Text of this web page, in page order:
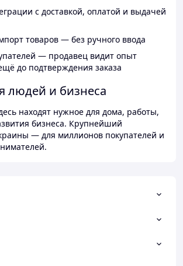
с доставкой, оплатой и выдачей
товаров — без ручного ввода
— продавец видит опыт
до подтверждения заказа
людей и бизнеса
находят нужное для дома, работы,
бизнеса. Крупнейший
— для миллионов покупателей и